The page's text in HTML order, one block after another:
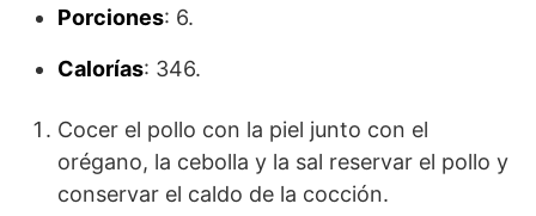
Porciones: 6.
Calorías: 346.
Cocer el pollo con la piel junto con el
orégano, la cebolla y la sal reservar el pollo y
conservar el caldo de la cocción.